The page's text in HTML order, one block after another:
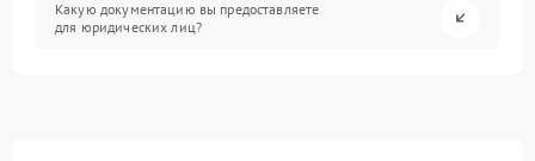
Какую документацию вы предоставляете
для юридических лиц?